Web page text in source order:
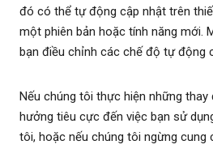
đó có thể tự động cập nhật trên
một phiên bản hoặc tính năng mới.
bạn điều chỉnh các chế độ tự động
Nếu chúng tôi thực hiện những
hưởng tiêu cực đến việc bạn sử
tôi, hoặc nếu chúng tôi ngừng cung